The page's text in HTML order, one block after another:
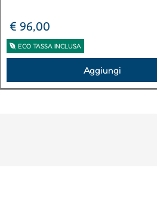
€ 96,00
ECO TASSA INCLUSA
Aggiungi